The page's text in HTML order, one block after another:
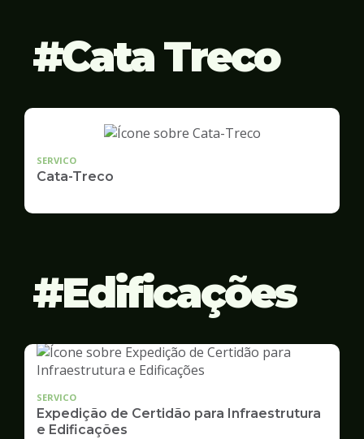
Cata Treco
SERVICO
Cata-Treco
Edificações
SERVICO
Expedição de Certidão para Infraestrutura
e Edificações